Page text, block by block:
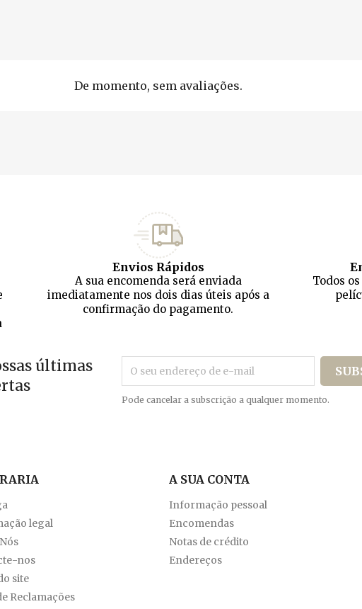
De momento, sem avaliações.
Envios Rápidos
A sua encomenda será enviada
imediatamente nos dois dias úteis após a
confirmação do pagamento.
Todos
últimas
Pode cancelar a subscrição a qualquer momento.
legal
nos
site
Reclamações
A SUA CONTA
Informação pessoal
Encomendas
Notas de crédito
Endereços